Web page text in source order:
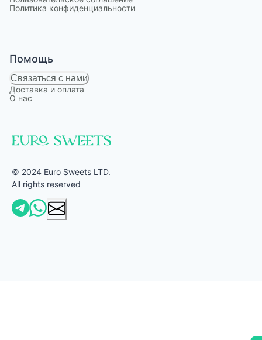
Политика конфиденциальности
Помощь
Связаться с нами
Доставка и оплата
О нас
© 2024 Euro Sweets LTD.
All rights reserved